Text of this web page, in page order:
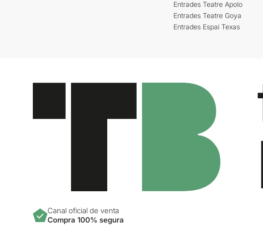
Entrades Teatre Apolo
Entrades Teatre Goya
Entrades Espai Texas
Canal oficial de venta
Compra 100% segura